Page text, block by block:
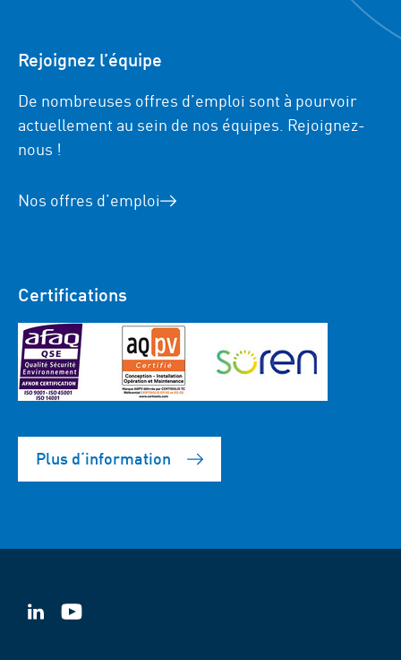
Rejoignez l’équipe
De nombreuses offres d’emploi sont à pourvoir
actuellement au sein de nos équipes. Rejoignez-
nous !
Nos offres d’emploi
Certifications
Plus d‘information
VSB
VSB